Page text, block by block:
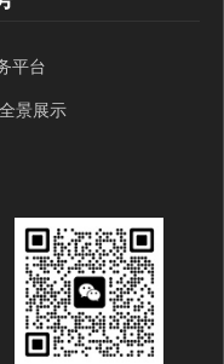
平台
景展示